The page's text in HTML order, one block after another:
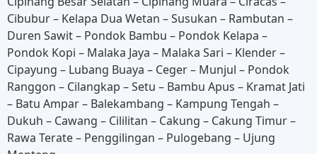
Cibubur – Kelapa Dua Wetan – Susukan – Rambutan –
Duren Sawit – Pondok Bambu – Pondok Kelapa –
Pondok Kopi – Malaka Jaya – Malaka Sari – Klender –
Cipayung – Lubang Buaya – Ceger – Munjul – Pondok
Ranggon – Cilangkap – Setu – Bambu Apus – Kramat Jati
– Batu Ampar – Balekambang – Kampung Tengah –
Dukuh – Cawang – Cililitan – Cakung – Cakung Timur –
Rawa Terate – Penggilingan – Pulogebang – Ujung